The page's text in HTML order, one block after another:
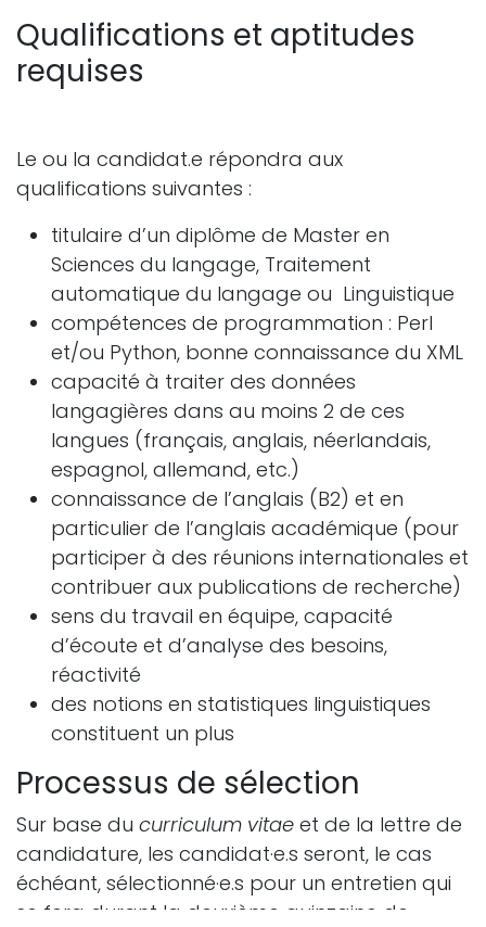
Qualifications et aptitudes
requises
Le ou la candidat.e répondra aux
qualifications suivantes :
titulaire d’un diplôme de Master en
Sciences du langage, Traitement
automatique du langage ou Linguistique
compétences de programmation : Perl
et/ou Python, bonne connaissance du XML
capacité à traiter des données
langagières dans au moins 2 de ces
langues (français, anglais, néerlandais,
espagnol, allemand, etc.)
connaissance de l’anglais (B2) et en
particulier de l’anglais académique (pour
participer à des réunions internationales et
contribuer aux publications de recherche)
sens du travail en équipe, capacité
d’écoute et d’analyse des besoins,
réactivité
des notions en statistiques linguistiques
constituent un plus
Processus de sélection
Sur base du curriculum vitae et de la lettre de
candidature, les candidat·e.s seront, le cas
échéant, sélectionné·e.s pour un entretien qui
se fera durant la deuxième quinzaine de